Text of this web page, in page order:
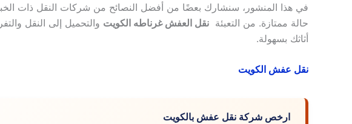
في هذا المنشور، سنشارك بعضًا من أفضل النصائح من شركات النقل ذات
حالة ممتازة. من التعبئة نقل العفش غرناطه الكويت والتحميل إلى النقل
أثاثك بسهولة.
نقل عفش الكويت
ارخص شركة نقل عفش بالكويت